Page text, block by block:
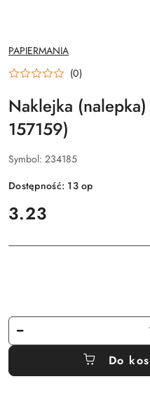
NAZWA
PRODUCENTA:
PAPIERMANIA
(0)
Naklejka
157159)
Symbol: 234185
Dostępność: 13op
cena:
3.23
Ilość
Do